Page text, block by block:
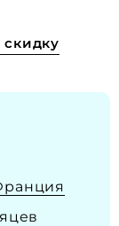
скидку